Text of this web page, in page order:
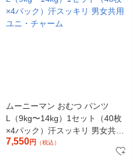
ムーニーマン おむつ パンツ
L（9kg〜14kg）1セット（40枚
×4パック）汗スッキリ 男女共用
ユニ・チャーム
7,550円 （税込）